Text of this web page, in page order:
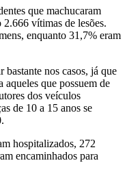
que machucaram
vítimas de lesões.
enquanto 31,7% eram
nos casos, já que
aqueles que possuem de
dos veículos
de 10 a 15 anos se
hospitalizados, 272
encaminhados para